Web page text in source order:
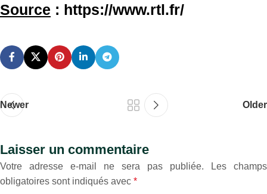
Source : https://www.rtl.fr/
Newer Older
Laisser un commentaire
Votre adresse e-mail ne sera pas publiée.
Les champs
obligatoires sont indiqués avec *